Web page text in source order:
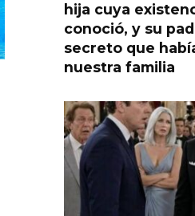
hija cuya
conoció, y su
secreto que
nuestra familia